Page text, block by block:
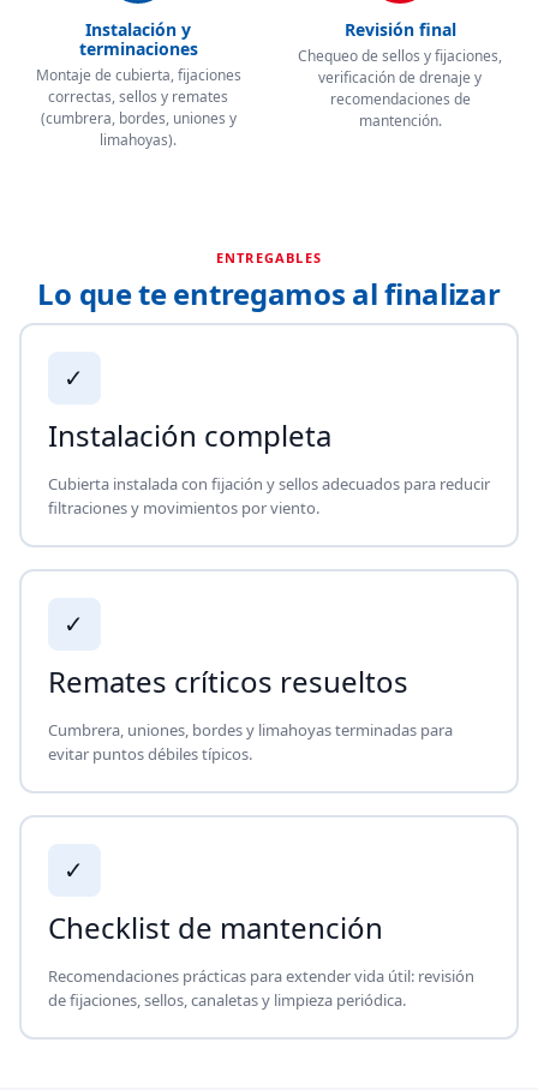
Instalación y
terminaciones
Montaje de cubierta, fijaciones
correctas, sellos y remates
(cumbrera, bordes, uniones y
limahoyas).
Revisión final
Chequeo de sellos y fijaciones,
verificación de drenaje y
recomendaciones de
mantención.
ENTREGABLES
Lo que te entregamos al finalizar
✓
Instalación completa
Cubierta instalada con fijación y sellos adecuados para reducir
filtraciones y movimientos por viento.
✓
Remates críticos resueltos
Cumbrera, uniones, bordes y limahoyas terminadas para
evitar puntos débiles típicos.
✓
Checklist de mantención
Recomendaciones prácticas para extender vida útil: revisión
de fijaciones, sellos, canaletas y limpieza periódica.